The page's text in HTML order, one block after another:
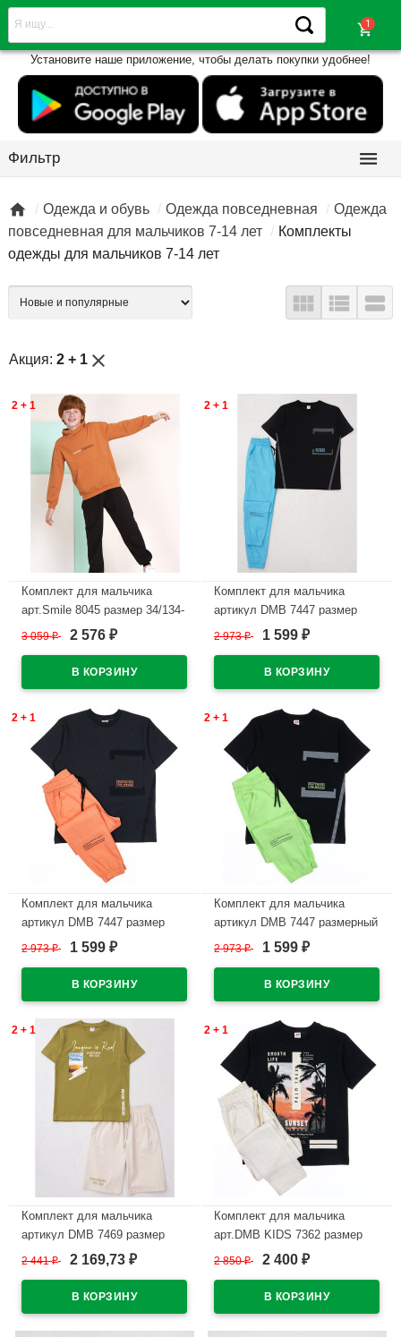
shopping_cart
Установите наше приложение, чтобы делать покупки удобнее!
Фильтр 
 Одежда и обувь Одежда повседневная
Одежда
повседневная для мальчиков 7-14 лет
Комплекты
одежды для мальчиков 7-14 лет
  
Акция: 2 + 1 close
2 + 1
Комплект для мальчика
арт.Smile 8045 размер 34/134-
40/152 (толстовка+брюки)
3 059₽ 2 576 ₽
2 + 1
Комплект для мальчика
артикул DMB 7447 размер
34/134-44/164
бирюзовый
2 973₽ 1 599 ₽
2 + 1
Комплект для мальчика
артикул DMB 7447 размер
34/134-44/164
оранжевый
2 973₽ 1 599 ₽
2 + 1
Комплект для мальчика
артикул DMB 7447 размерный
ряд 34/134-44/164
фисташковый
2 973₽ 1 599 ₽
2 + 1
Комплект для мальчика
артикул DMB 7469 размер
34/134-44/164
2 441₽ 2 169,73 ₽
2 + 1
Комплект для мальчика
арт.DMB KIDS 7362 размер
34/134-44/164
черный/бежевый
2 850₽ 2 400 ₽